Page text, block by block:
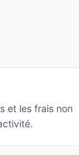
et les frais non